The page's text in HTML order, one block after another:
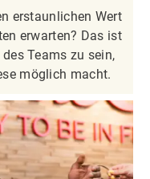
erstaunlichen Wert
erwarten? Das ist
Teams zu sein,
möglich macht.